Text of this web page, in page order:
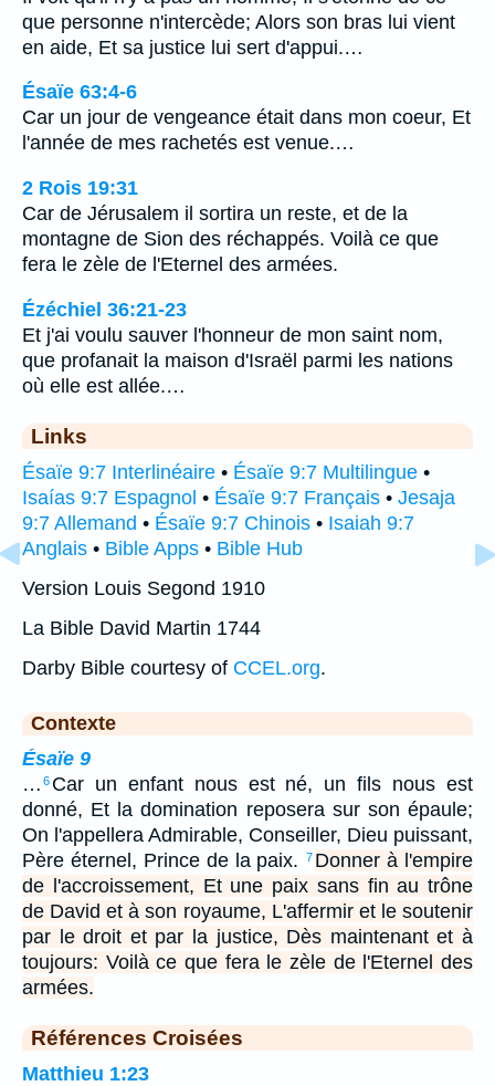
que personne n'intercède; Alors son bras lui vient
en aide, Et sa justice lui sert d'appui.…
Ésaïe 63:4-6
Car un jour de vengeance était dans mon coeur, Et
l'année de mes rachetés est venue.…
2 Rois 19:31
Car de Jérusalem il sortira un reste, et de la
montagne de Sion des réchappés. Voilà ce que
fera le zèle de l'Eternel des armées.
Ézéchiel 36:21-23
Et j'ai voulu sauver l'honneur de mon saint nom,
que profanait la maison d'Israël parmi les nations
où elle est allée.…
Links
Ésaïe 9:7 Interlinéaire • Ésaïe 9:7 Multilingue •
Isaías 9:7 Espagnol • Ésaïe 9:7 Français • Jesaja
9:7 Allemand • Ésaïe 9:7 Chinois • Isaiah 9:7
Anglais • Bible Apps • Bible Hub
Version Louis Segond 1910
La Bible David Martin 1744
Darby Bible courtesy of CCEL.org.
Contexte
Ésaïe 9
… 6 Car un enfant nous est né, un fils nous est
donné, Et la domination reposera sur son épaule;
On l'appellera Admirable, Conseiller, Dieu puissant,
Père éternel, Prince de la paix.
7 Donner à l'empire
de l'accroissement, Et une paix sans fin au trône
de David et à son royaume, L'affermir et le soutenir
par le droit et par la justice, Dès maintenant et à
toujours: Voilà ce que fera le zèle de l'Eternel des
armées.
Références Croisées
Matthieu 1:23